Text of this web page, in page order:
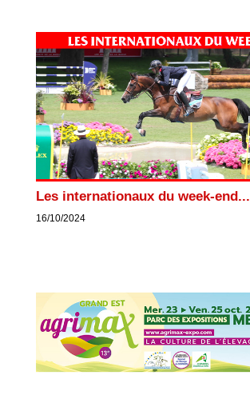
Les internationaux du week-end...
16/10/2024